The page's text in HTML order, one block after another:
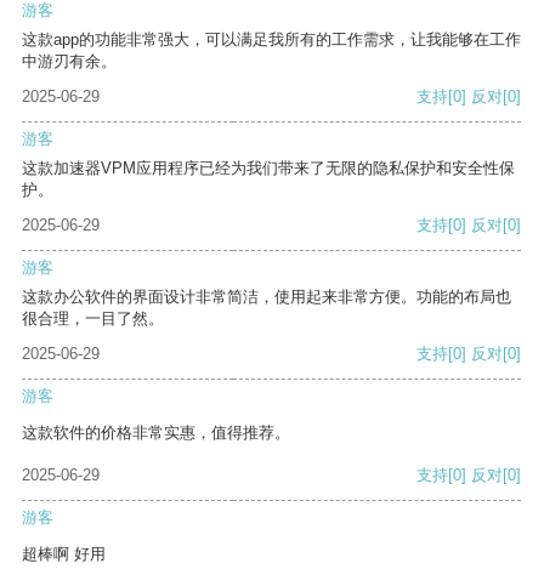
游客
这款app的功能非常强大，可以满足我所有的工作需求，让我能够在工作
中游刃有余。
2025-06-29
支持[0] 反对[0]
游客
这款加速器VPM应用程序已经为我们带来了无限的隐私保护和安全性保
护。
2025-06-29
支持[0] 反对[0]
游客
这款办公软件的界面设计非常简洁，使用起来非常方便。功能的布局也
很合理，一目了然。
2025-06-29
支持[0] 反对[0]
游客
这款软件的价格非常实惠，值得推荐。
2025-06-29 支持[0] 反对[0]
游客
超棒啊 好用